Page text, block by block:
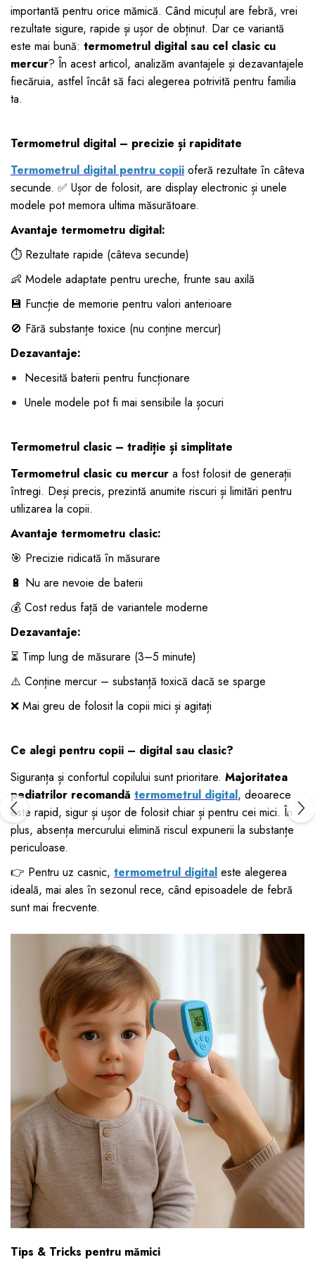
dopuri de urechi
Produse îngrijire copii
Igiena copii
importantă pentru orice mămică. Când micuțul are febră, vrei
rezultate sigure, rapide și ușor de obținut. Dar ce variantă
este mai bună: termometrul digital sau cel clasic cu
mercur? În acest articol, analizăm avantajele și dezavantajele
fiecăruia, astfel încât să faci alegerea potrivită pentru familia
ta.
Termometrul digital – precizie și rapiditate
Termometrul digital pentru copii oferă rezultate în câteva
secunde. ✅ Ușor de folosit, are display electronic și unele
modele pot memora ultima măsurătoare.
Avantaje termometru digital:
⏱️ Rezultate rapide (câteva secunde)
👶 Modele adaptate pentru ureche, frunte sau axilă
💾 Funcție de memorie pentru valori anterioare
🚫 Fără substanțe toxice (nu conține mercur)
Dezavantaje:
Necesită baterii pentru funcționare
Unele modele pot fi mai sensibile la șocuri
Termometrul clasic – tradiție și simplitate
Termometrul clasic cu mercur a fost folosit de generații
întregi. Deși precis, prezintă anumite riscuri și limitări pentru
utilizarea la copii.
Avantaje termometru clasic:
🎯 Precizie ridicată în măsurare
🔋 Nu are nevoie de baterii
💰 Cost redus față de variantele moderne
Dezavantaje:
⏳ Timp lung de măsurare (3–5 minute)
⚠️ Conține mercur – substanță toxică dacă se sparge
❌ Mai greu de folosit la copii mici și agitați
Ce alegi pentru copii – digital sau clasic?
Siguranța și confortul copilului sunt prioritare. Majoritatea
pediatrilor recomandă termometrul digital, deoarece
este rapid, sigur și ușor de folosit chiar și pentru cei mici. În
plus, absența mercurului elimină riscul expunerii la substanțe
periculoase.
👉 Pentru uz casnic, termometrul digital este alegerea
ideală, mai ales în sezonul rece, când episoadele de febră
sunt mai frecvente.
Tips & Tricks pentru mămici